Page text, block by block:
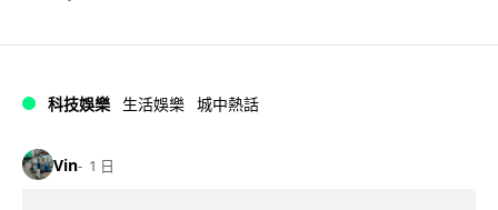
科技娛樂 生活娛樂 城中熱話
Vin 1 日